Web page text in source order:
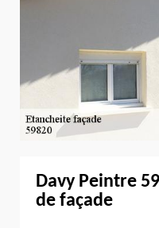
Davy Peintre
de façade